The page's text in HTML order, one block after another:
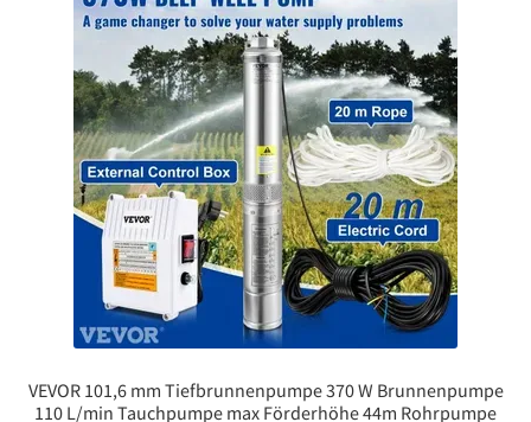
VEVOR 101,6 mm Tiefbrunnenpumpe 370 W Brunnenpumpe
110 L/min Tauchpumpe max Förderhöhe 44m Rohrpumpe